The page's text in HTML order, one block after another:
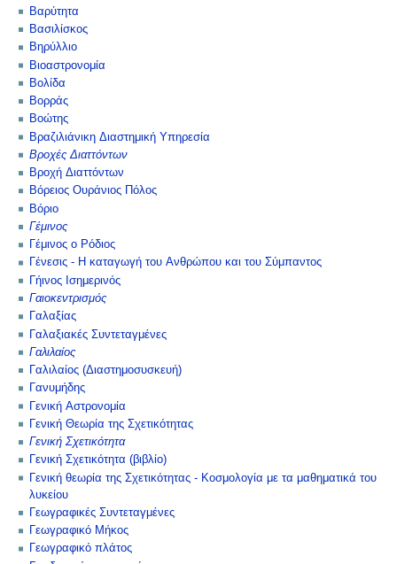
Βαρύτητα
Βασιλίσκος
Βηρύλλιο
Βιοαστρονομία
Βολίδα
Βορράς
Βοώτης
Βραζιλιάνικη Διαστημική Υπηρεσία
Βροχές Διαττόντων
Βροχή Διαττόντων
Βόρειος Ουράνιος Πόλος
Βόριο
Γέμινος
Γέμινος ο Ρόδιος
Γένεσις - Η καταγωγή του Ανθρώπου και του Σύμπαντος
Γήινος Ισημερινός
Γαιοκεντρισμός
Γαλαξίας
Γαλαξιακές Συντεταγμένες
Γαλιλαίος
Γαλιλαίος (Διαστημοσυσκευή)
Γανυμήδης
Γενική Αστρονομία
Γενική Θεωρία της Σχετικότητας
Γενική Σχετικότητα
Γενική Σχετικότητα (βιβλίο)
Γενική θεωρία της Σχετικότητας - Κοσμολογία με τα μαθηματικά του
λυκείου
Γεωγραφικές Συντεταγμένες
Γεωγραφικό Μήκος
Γεωγραφικό πλάτος